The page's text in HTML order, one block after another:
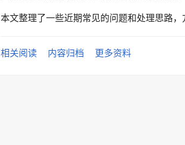
本文整理了一些近期常见的问题和处理思路
相关阅读 内容归档 更多资料